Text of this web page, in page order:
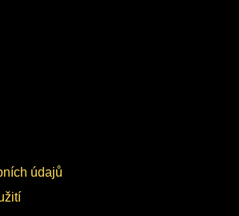
údajů